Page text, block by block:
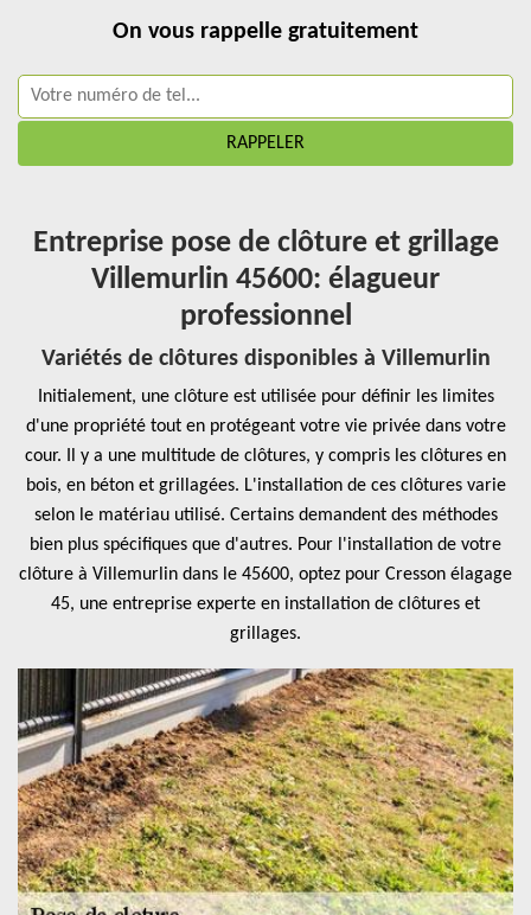
On vous rappelle gratuitement
Entreprise pose de clôture et grillage
Villemurlin 45600: élagueur
professionnel
Variétés de clôtures disponibles à Villemurlin
Initialement, une clôture est utilisée pour définir les limites
d'une propriété tout en protégeant votre vie privée dans votre
cour. Il y a une multitude de clôtures, y compris les clôtures en
bois, en béton et grillagées. L'installation de ces clôtures varie
selon le matériau utilisé. Certains demandent des méthodes
bien plus spécifiques que d'autres. Pour l'installation de votre
clôture à Villemurlin dans le 45600, optez pour Cresson élagage
45, une entreprise experte en installation de clôtures et
grillages.